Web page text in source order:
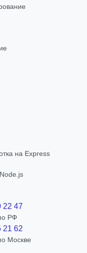
на Express
22 47
РФ
21 62
Москве